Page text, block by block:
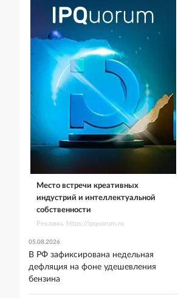
Место встречи креативных
индустрий и интеллектуальной
собственности
Реклама. https://ipquorum.ru
05.08.2026
В РФ зафиксирована недельная
дефляция на фоне удешевления
бензина